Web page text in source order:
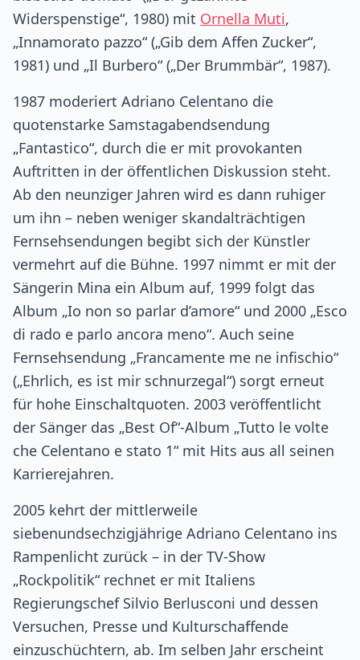
Widerspenstige“, 1980) mit Ornella Muti,
„Innamorato pazzo“ („Gib dem Affen Zucker“,
1981) und „Il Burbero“ („Der Brummbär“, 1987).
1987 moderiert Adriano Celentano die
quotenstarke Samstagabendsendung
„Fantastico“, durch die er mit provokanten
Auftritten in der öffentlichen Diskussion steht.
Ab den neunziger Jahren wird es dann ruhiger
um ihn – neben weniger skandalträchtigen
Fernsehsendungen begibt sich der Künstler
vermehrt auf die Bühne. 1997 nimmt er mit der
Sängerin Mina ein Album auf, 1999 folgt das
Album „Io non so parlar d’amore“ und 2000 „Esco
di rado e parlo ancora meno“. Auch seine
Fernsehsendung „Francamente me ne infischio“
(„Ehrlich, es ist mir schnurzegal“) sorgt erneut
für hohe Einschaltquoten. 2003 veröffentlicht
der Sänger das „Best Of“-Album „Tutto le volte
che Celentano e stato 1“ mit Hits aus all seinen
Karrierejahren.
2005 kehrt der mittlerweile
siebenundsechzigjährige Adriano Celentano ins
Rampenlicht zurück – in der TV-Show
„Rockpolitik“ rechnet er mit Italiens
Regierungschef Silvio Berlusconi und dessen
Versuchen, Presse und Kulturschaffende
einzuschüchtern, ab. Im selben Jahr erscheint